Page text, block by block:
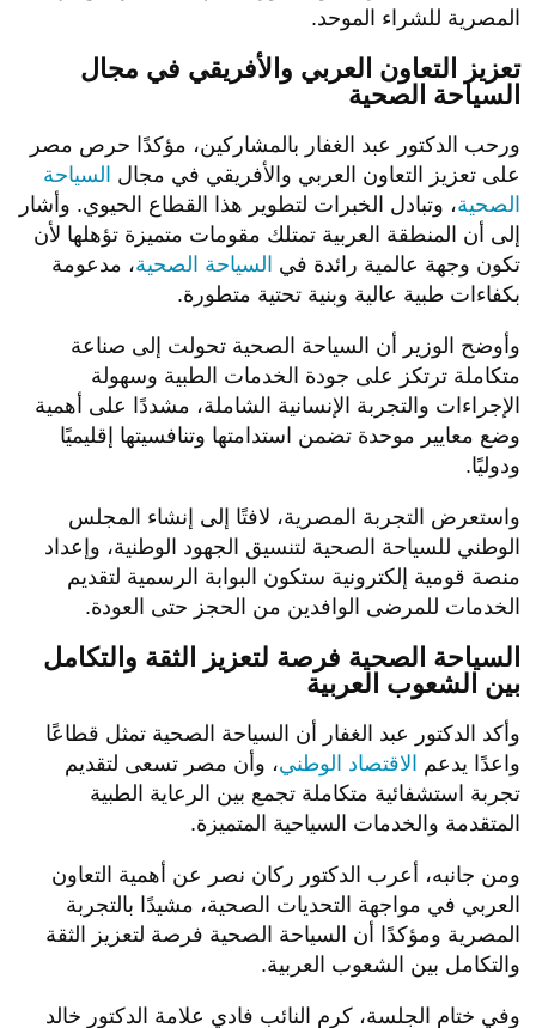
المصرية للشراء الموحد.
تعزيز التعاون العربي والأفريقي في مجال
السياحة الصحية
ورحب الدكتور عبد الغفار بالمشاركين، مؤكدًا حرص مصر
على تعزيز التعاون العربي والأفريقي في مجال السياحة
الصحية، وتبادل الخبرات لتطوير هذا القطاع الحيوي. وأشار
إلى أن المنطقة العربية تمتلك مقومات متميزة تؤهلها لأن
تكون وجهة عالمية رائدة في السياحة الصحية، مدعومة
بكفاءات طبية عالية وبنية تحتية متطورة.
وأوضح الوزير أن السياحة الصحية تحولت إلى صناعة
متكاملة ترتكز على جودة الخدمات الطبية وسهولة
الإجراءات والتجربة الإنسانية الشاملة، مشددًا على أهمية
وضع معايير موحدة تضمن استدامتها وتنافسيتها إقليميًا
ودوليًا.
واستعرض التجربة المصرية، لافتًا إلى إنشاء المجلس
الوطني للسياحة الصحية لتنسيق الجهود الوطنية، وإعداد
منصة قومية إلكترونية ستكون البوابة الرسمية لتقديم
الخدمات للمرضى الوافدين من الحجز حتى العودة.
السياحة الصحية فرصة لتعزيز الثقة والتكامل
بين الشعوب العربية
وأكد الدكتور عبد الغفار أن السياحة الصحية تمثل قطاعًا
واعدًا يدعم الاقتصاد الوطني، وأن مصر تسعى لتقديم
تجربة استشفائية متكاملة تجمع بين الرعاية الطبية
المتقدمة والخدمات السياحية المتميزة.
ومن جانبه، أعرب الدكتور ركان نصر عن أهمية التعاون
العربي في مواجهة التحديات الصحية، مشيدًا بالتجربة
المصرية ومؤكدًا أن السياحة الصحية فرصة لتعزيز الثقة
والتكامل بين الشعوب العربية.
وفي ختام الجلسة، كرم النائب فادي علامة الدكتور خالد